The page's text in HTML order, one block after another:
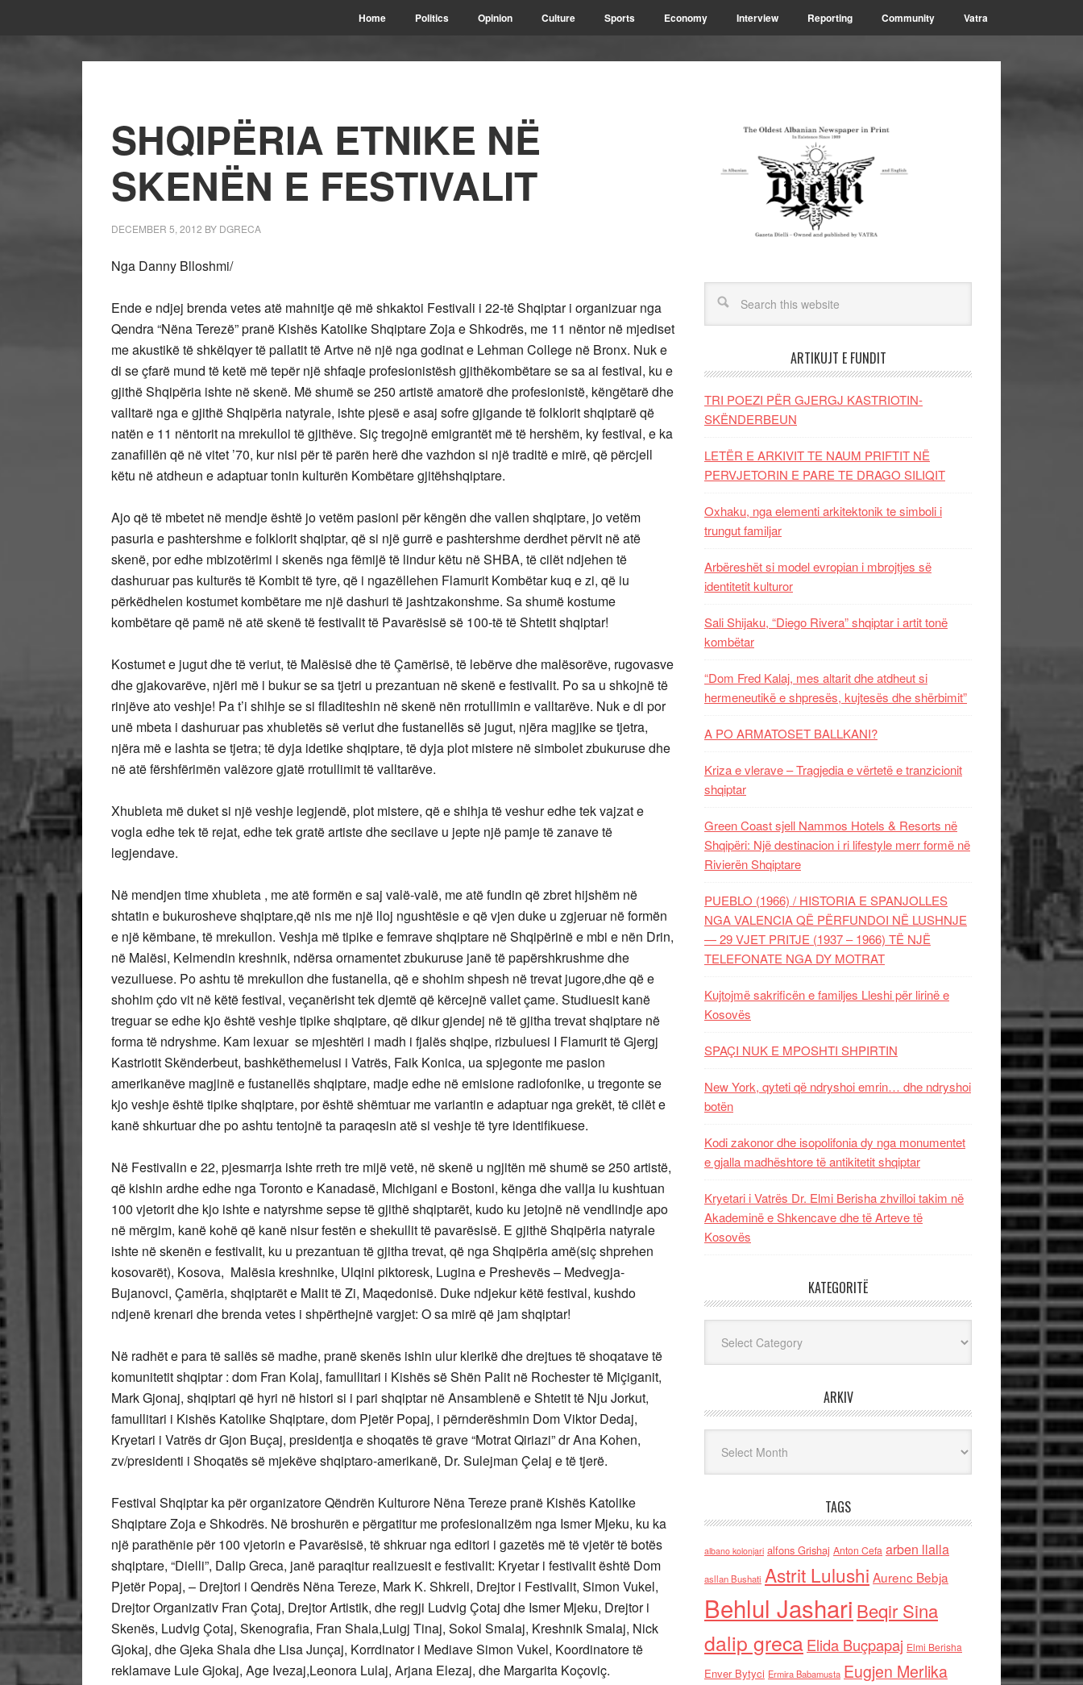
Home Politics Opinion Culture Sports Economy Interview Reporting Community Vatra
SHQIPËRIA ETNIKE NË
SKENËN E FESTIVALIT
DECEMBER 5, 2012 BY DGRECA
Nga Danny Blloshmi/
Ende e ndjej brenda vetes atë mahnitje që më shkaktoi Festivali i 22-të Shqiptar i organizuar nga
Qendra “Nëna Terezë” pranë Kishës Katolike Shqiptare Zoja e Shkodrës, me 11 nëntor në mjediset
me akustikë të shkëlqyer të pallatit të Artve në një nga godinat e Lehman College në Bronx. Nuk e
di se çfarë mund të ketë më tepër një shfaqje profesionistësh gjithëkombëtare se sa ai festival, ku e
gjithë Shqipëria ishte në skenë. Më shumë se 250 artistë amatorë dhe profesionistë, këngëtarë dhe
valltarë nga e gjithë Shqipëria natyrale, ishte pjesë e asaj sofre gjigande të folklorit shqiptarë që
natën e 11 nëntorit na mrekulloi të gjithëve. Siç tregojnë emigrantët më të hershëm, ky festival, e ka
zanafillën që në vitet ’70, kur nisi për të parën herë dhe vazhdon si një traditë e mirë, që përcjell
këtu në atdheun e adaptuar tonin kulturën Kombëtare gjitëhshqiptare.
Ajo që të mbetet në mendje është jo vetëm pasioni për këngën dhe vallen shqiptare, jo vetëm
pasuria e pashtershme e folklorit shqiptar, që si një gurrë e pashtershme derdhet përvit në atë
skenë, por edhe mbizotërimi i skenës nga fëmijë të lindur këtu në SHBA, të cilët ndjehen të
dashuruar pas kulturës të Kombit të tyre, që i ngazëllehen Flamurit Kombëtar kuq e zi, që iu
përkëdhelen kostumet kombëtare me një dashuri të jashtzakonshme. Sa shumë kostume
kombëtare që pamë në atë skenë të festivalit të Pavarësisë së 100-të të Shtetit shqiptar!
Kostumet e jugut dhe të veriut, të Malësisë dhe të Çamërisë, të lebërve dhe malësorëve, rugovasve
dhe gjakovarëve, njëri më i bukur se sa tjetri u prezantuan në skenë e festivalit. Po sa u shkojnë të
rinjëve ato veshje! Pa t’i shihje se si flladiteshin në skenë nën rrotullimin e valltarëve. Nuk e di por
unë mbeta i dashuruar pas xhubletës së veriut dhe fustanellës së jugut, njëra magjike se tjetra,
njëra më e lashta se tjetra; të dyja idetike shqiptare, të dyja plot mistere në simbolet zbukuruse dhe
në atë fërshfërimën valëzore gjatë rrotullimit të valltarëve.
Xhubleta më duket si një veshje legjendë, plot mistere, që e shihja të veshur edhe tek vajzat e
vogla edhe tek të rejat, edhe tek gratë artiste dhe secilave u jepte një pamje të zanave të
legjendave.
Në mendjen time xhubleta , me atë formën e saj valë-valë, me atë fundin që zbret hijshëm në
shtatin e bukurosheve shqiptare,që nis me një lloj ngushtësie e që vjen duke u zgjeruar në formën
e një këmbane, të mrekullon. Veshja më tipike e femrave shqiptare në Shqipërinë e mbi e nën Drin,
në Malësi, Kelmendin kreshnik, ndërsa ornamentet zbukuruse janë të papërshkrushme dhe
vezulluese. Po ashtu të mrekullon dhe fustanella, që e shohim shpesh në trevat jugore,dhe që e
shohim çdo vit në këtë festival, veçanërisht tek djemtë që kërcejnë vallet çame. Studiuesit kanë
treguar se edhe kjo është veshje tipike shqiptare, që dikur gjendej në të gjitha trevat shqiptare në
forma të ndryshme. Kam lexuar se mjeshtëri i madh i fjalës shqipe, rizbuluesi I Flamurit të Gjergj
Kastriotit Skënderbeut, bashkëthemelusi i Vatrës, Faik Konica, ua spjegonte me pasion
amerikanëve magjinë e fustanellës shqiptare, madje edhe në emisione radiofonike, u tregonte se
kjo veshje është tipike shqiptare, por është shëmtuar me variantin e adaptuar nga grekët, të cilët e
kanë shkurtuar dhe po ashtu tentojnë ta paraqesin atë si veshje të tyre identifikuese.
Në Festivalin e 22, pjesmarrja ishte rreth tre mijë vetë, në skenë u ngjitën më shumë se 250 artistë,
që kishin ardhe edhe nga Toronto e Kanadasë, Michigani e Bostoni, kënga dhe vallja iu kushtuan
100 vjetorit dhe kjo ishte e natyrshme sepse të gjithë shqiptarët, kudo ku jetojnë në vendlindje apo
në mërgim, kanë kohë që kanë nisur festën e shekullit të pavarësisë. E gjithë Shqipëria natyrale
ishte në skenën e festivalit, ku u prezantuan të gjitha trevat, që nga Shqipëria amë(siç shprehen
kosovarët), Kosova, Malësia kreshnike, Ulqini piktoresk, Lugina e Preshevës – Medvegja-
Bujanovci, Çamëria, shqiptarët e Malit të Zi, Maqedonisë. Duke ndjekur këtë festival, kushdo
ndjenë krenari dhe brenda vetes i shpërthejnë vargjet: O sa mirë që jam shqiptar!
Në radhët e para të sallës së madhe, pranë skenës ishin ulur klerikë dhe drejtues të shoqatave të
komunitetit shqiptar : dom Fran Kolaj, famullitari i Kishës së Shën Palit në Rochester të Miçiganit,
Mark Gjonaj, shqiptari që hyri në histori si i pari shqiptar në Ansamblenë e Shtetit të Nju Jorkut,
famullitari i Kishës Katolike Shqiptare, dom Pjetër Popaj, i përnderëshmin Dom Viktor Dedaj,
Kryetari i Vatrës dr Gjon Buçaj, presidentja e shoqatës të grave “Motrat Qiriazi” dr Ana Kohen,
zv/presidenti i Shoqatës së mjekëve shqiptaro-amerikanë, Dr. Sulejman Çelaj e të tjerë.
Festival Shqiptar ka për organizatore Qëndrën Kulturore Nëna Tereze pranë Kishës Katolike
Shqiptare Zoja e Shkodrës. Në broshurën e përgatitur me profesionalizëm nga Ismer Mjeku, ku ka
një parathënie për 100 vjetorin e Pavarësisë, të shkruar nga editori i gazetës më të vjetër të botës
shqiptare, “Dielli”, Dalip Greca, janë paraqitur realizuesit e festivalit: Kryetar i festivalit është Dom
Pjetër Popaj, – Drejtori i Qendrës Nëna Tereze, Mark K. Shkreli, Drejtor i Festivalit, Simon Vukel,
Drejtor Organizativ Fran Çotaj, Drejtor Artistik, dhe regji Ludvig Çotaj dhe Ismer Mjeku, Drejtor i
Skenës, Ludvig Çotaj, Skenografia, Fran Shala,Luigj Tinaj, Sokol Smalaj, Kreshnik Smalaj, Nick
Gjokaj, dhe Gjeka Shala dhe Lisa Junçaj, Korrdinator i Mediave Simon Vukel, Koordinatore të
reklamave Lule Gjokaj, Age Ivezaj,Leonora Lulaj, Arjana Elezaj, dhe Margarita Koçoviç.
ARTIKUJT E FUNDIT
TRI POEZI PËR GJERGJ KASTRIOTIN-
SKËNDERBEUN
LETËR E ARKIVIT TE NAUM PRIFTIT NË
PERVJETORIN E PARE TE DRAGO SILIQIT
Oxhaku, nga elementi arkitektonik te simboli i
trungut familjar
Arbëreshët si model evropian i mbrojtjes së
identitetit kulturor
Sali Shijaku, “Diego Rivera” shqiptar i artit tonë
kombëtar
“Dom Fred Kalaj, mes altarit dhe atdheut si
hermeneutikë e shpresës, kujtesës dhe shërbimit”
A PO ARMATOSET BALLKANI?
Kriza e vlerave – Tragjedia e vërtetë e tranzicionit
shqiptar
Green Coast sjell Nammos Hotels & Resorts në
Shqipëri: Një destinacion i ri lifestyle merr formë në
Rivierën Shqiptare
PUEBLO (1966) / HISTORIA E SPANJOLLES
NGA VALENCIA QË PËRFUNDOI NË LUSHNJE
— 29 VJET PRITJE (1937 – 1966) TË NJË
TELEFONATE NGA DY MOTRAT
Kujtojmë sakrificën e familjes Lleshi për lirinë e
Kosovës
SPAÇI NUK E MPOSHTI SHPIRTIN
New York, qyteti që ndryshoi emrin… dhe ndryshoi
botën
Kodi zakonor dhe isopolifonia dy nga monumentet
e gjalla madhështore të antikitetit shqiptar
Kryetari i Vatrës Dr. Elmi Berisha zhvilloi takim në
Akademinë e Shkencave dhe të Arteve të
Kosovës
KATEGORITË
ARKIV
TAGS
albano kolonjari alfons Grishaj Anton Cefa arben llalla
asllan Bushati Astrit Lulushi Aurenc Bebja
Behlul Jashari Beqir Sina
dalip grecaElida Buçpapaj Elmi Berisha
Enver Bytyci Ermira Babamusta Eugjen Merlika